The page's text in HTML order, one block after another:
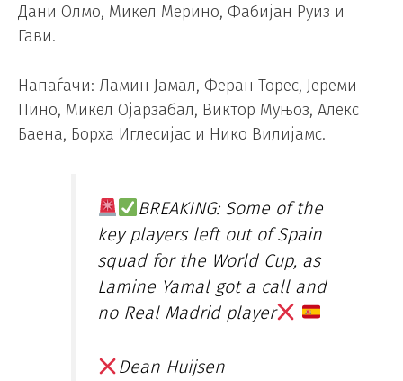
Дани Олмо, Микел Мерино, Фабијан Руиз и
Гави.
Напаѓачи: Ламин Јамал, Феран Торес, Јереми
Пино, Микел Ојарзабал, Виктор Муњоз, Алекс
Баена, Борха Иглесијас и Нико Вилијамс.
BREAKING: Some of the
key players left out of Spain
squad for the World Cup, as
Lamine Yamal got a call and
no Real Madrid player
Dean Huijsen